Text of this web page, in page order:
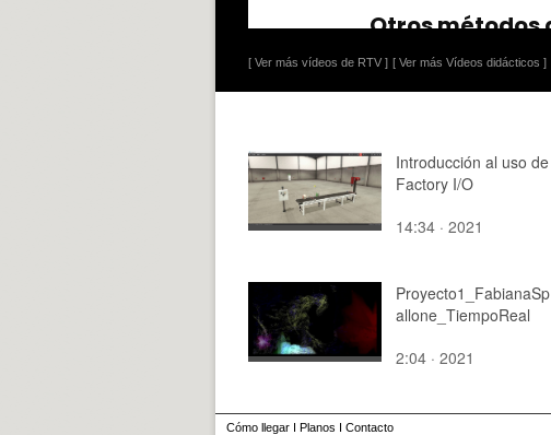
[ Ver más vídeos de RTV ] [ Ver más Vídeos didácticos ]
Introducción al uso de
Factory I/O
14:34 · 2021
Proyecto1_FabianaSp
allone_TiempoReal
2:04 · 2021
Cómo llegar I Planos I Contacto